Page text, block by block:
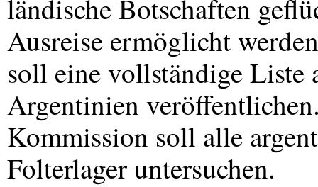
ländische Botschaften
Ausreise ermöglicht
soll eine vollständige Liste
Argentinien
Kommission soll alle
Folterlager untersuchen.